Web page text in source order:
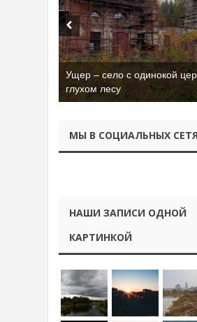
Ущер – село с одинокой
глухом лесу
МЫ В СОЦИАЛЬНЫХ
НАШИ ЗАПИСИ ОДНОЙ
КАРТИНКОЙ